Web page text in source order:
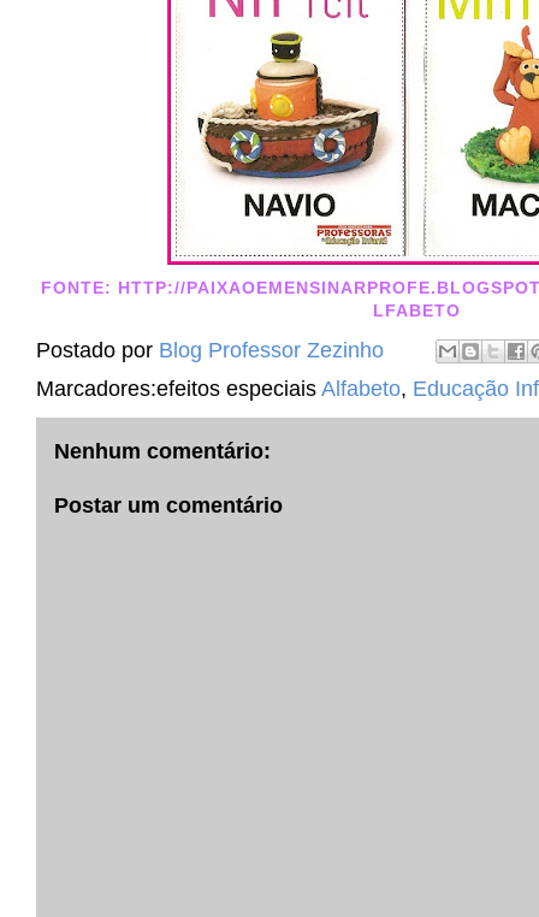
FONTE: HTTP://
LFABETO
Postado por Blog Professor Zezinho
Marcadores:efeitos especiaisAlfabeto, Educação
Nenhum comentário:
Postar um comentário